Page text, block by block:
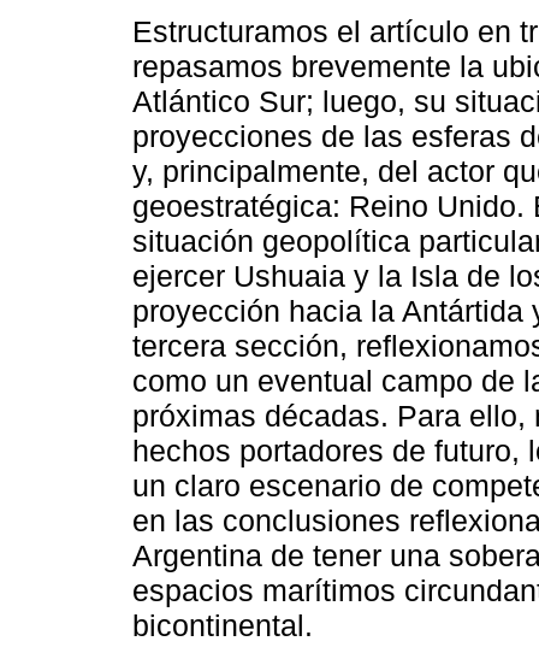
Estructuramos el artículo en
repasamos brevemente la
Atlántico Sur; luego, su
proyecciones de las esferas
y, principalmente, del actor
geoestratégica: Reino
situación geopolítica
ejercer Ushuaia y la Isla de
proyección hacia la
tercera sección,
como un eventual campo de
próximas décadas. Para
hechos portadores de futuro,
un claro escenario de
en las conclusiones
Argentina de tener una
espacios marítimos
bicontinental.